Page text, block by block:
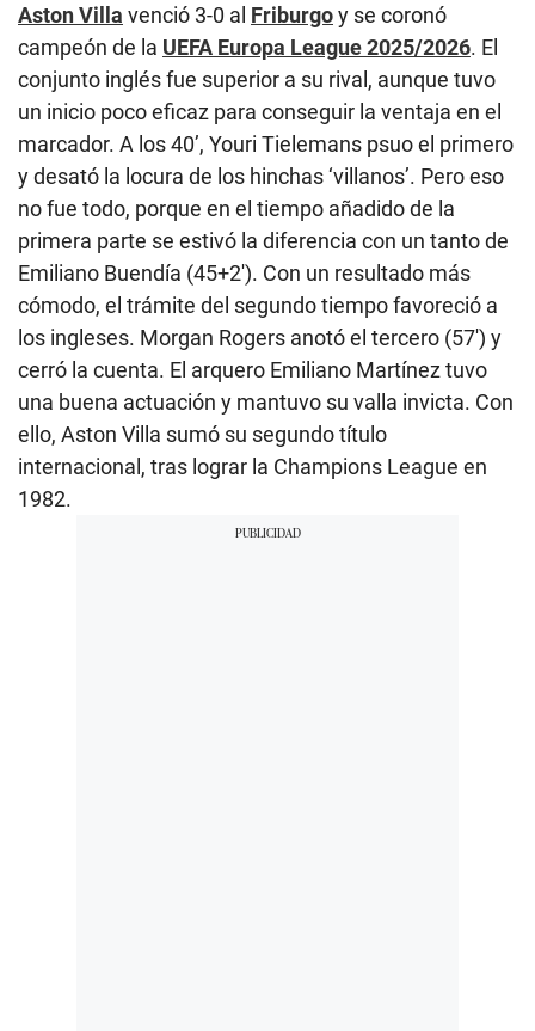
Aston Villa venció 3-0 al Friburgoy se coronó
campeón de la UEFA Europa League 2025/2026. El
conjunto inglés fue superior a su rival, aunque tuvo
un inicio poco eficaz para conseguir la ventaja en el
marcador. A los 40’, Youri Tielemans psuo el primero
y desató la locura de los hinchas ‘villanos’. Pero eso
no fue todo, porque en el tiempo añadido de la
primera parte se estivó la diferencia con un tanto de
Emiliano Buendía (45+2′). Con un resultado más
cómodo, el trámite del segundo tiempo favoreció a
los ingleses. Morgan Rogers anotó el tercero (57′) y
cerró la cuenta. El arquero Emiliano Martínez tuvo
una buena actuación y mantuvo su valla invicta. Con
ello, Aston Villa sumó su segundo título
internacional, tras lograr la Champions League en
1982.